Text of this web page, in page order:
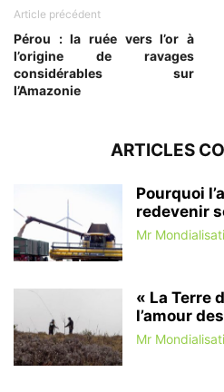
Article précédent
Pérou : la ruée vers l’or à
l’origine de ravages
considérables sur
l’Amazonie
ARTICLES
Pourquoi
redevenir
Mr
« La Terre
l’amour
Mr